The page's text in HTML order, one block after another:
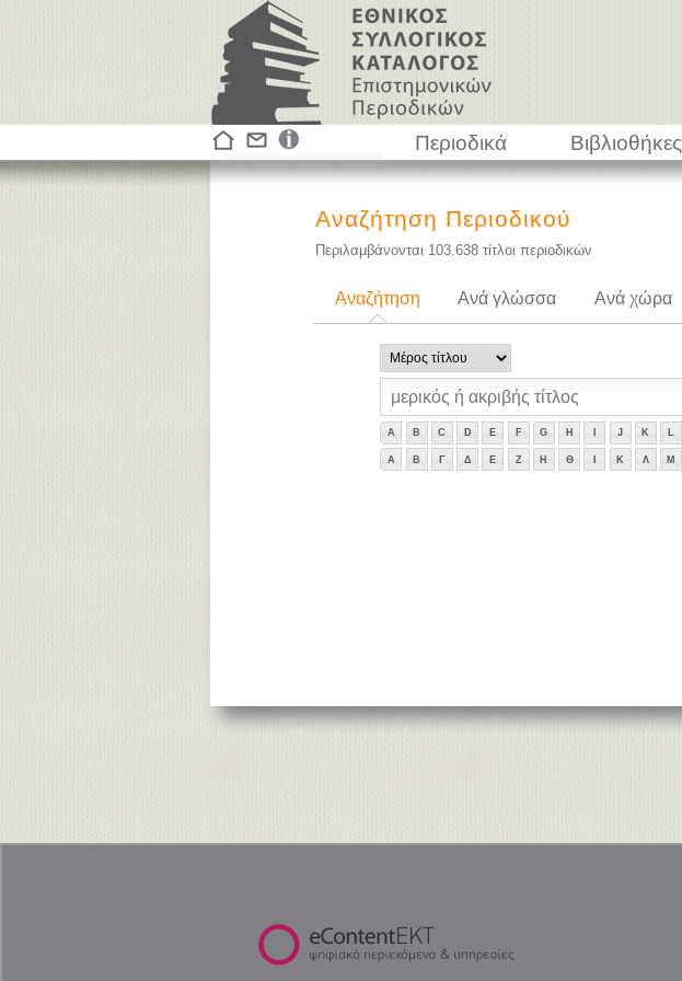
Περιοδικά Βιβλιοθήκες
Αναζήτηση Περιοδικού
Περιλαμβάνονται 103.638 τίτλοι περιοδικών
Αναζήτηση Ανά γλώσσα Ανά χώρα
A B C D E F G H J K L
Α Β Γ Δ Ε Ζ Η Θ Κ Λ Μ